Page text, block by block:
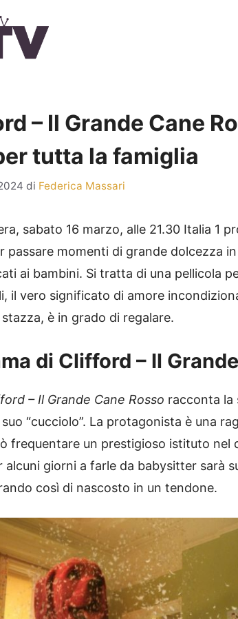
– Il Grande Cane
tutta la famiglia
di Federica Massari
sabato 16 marzo, alle 21.30 Italia 1
passare momenti di grande dolcezza
ai bambini. Si tratta di una pellicola
il vero significato di amore
stazza, è in grado di regalare.
di Clifford – Il
– Il Grande Cane Rosso racconta la
suo “cucciolo”. La protagonista è una
frequentare un prestigioso istituto nel
alcuni giorni a farle da babysitter sarà
così di nascosto in un tendone.